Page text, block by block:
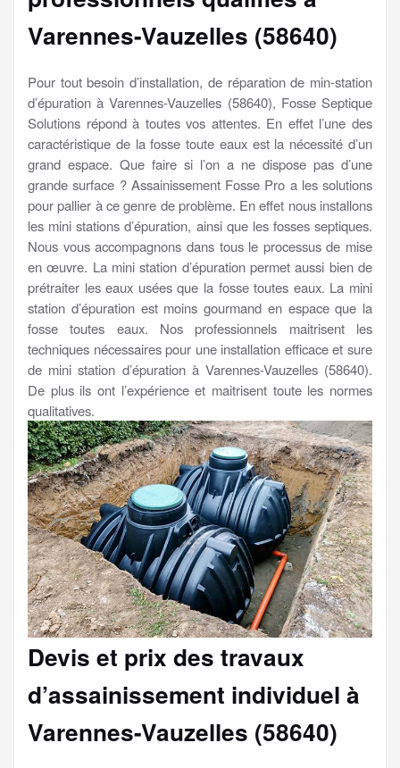
Varennes-Vauzelles (58640)
Pour tout besoin d’installation, de réparation de min-station
d’épuration à Varennes-Vauzelles (58640), Fosse Septique
Solutions répond à toutes vos attentes. En effet l’une des
caractéristique de la fosse toute eaux est la nécessité d’un
grand espace. Que faire si l’on a ne dispose pas d’une
grande surface ? Assainissement Fosse Pro a les solutions
pour pallier à ce genre de problème. En effet nous installons
les mini stations d’épuration, ainsi que les fosses septiques.
Nous vous accompagnons dans tous le processus de mise
en œuvre. La mini station d’épuration permet aussi bien de
prétraiter les eaux usées que la fosse toutes eaux. La mini
station d’épuration est moins gourmand en espace que la
fosse toutes eaux. Nos professionnels maitrisent les
techniques nécessaires pour une installation efficace et sure
de mini station d’épuration à Varennes-Vauzelles (58640).
De plus ils ont l’expérience et maitrisent toute les normes
qualitatives.
Devis et prix des travaux
d’assainissement individuel à
Varennes-Vauzelles (58640)